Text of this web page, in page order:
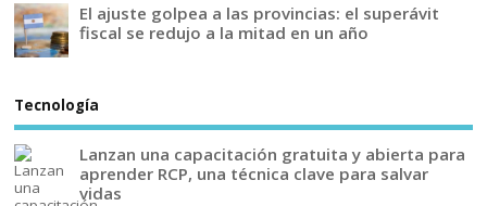
El ajuste golpea a las provincias: el superávit
fiscal se redujo a la mitad en un año
Tecnología
Lanzan una capacitación gratuita y abierta para
aprender RCP, una técnica clave para salvar
vidas